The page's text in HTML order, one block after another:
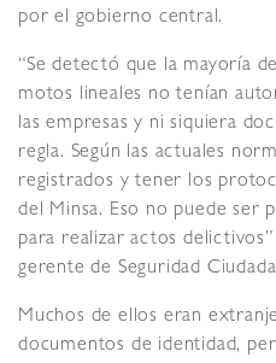
por el gobierno central.
“Se detectó que la mayoría
motos lineales no tenían
las empresas y ni siquiera
regla. Según las actuales
registrados y tener los
del Minsa. Eso no puede ser
para realizar actos
gerente de Seguridad
Muchos de ellos eran
documentos de identidad,